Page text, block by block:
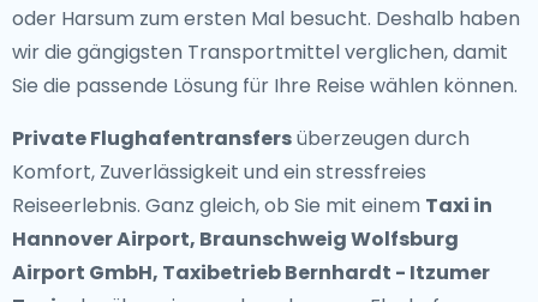
oder Harsum zum ersten Mal besucht. Deshalb haben
wir die gängigsten Transportmittel verglichen, damit
Sie die passende Lösung für Ihre Reise wählen können.
Private Flughafentransfersüberzeugen durch
Komfort, Zuverlässigkeit und ein stressfreies
Reiseerlebnis. Ganz gleich, ob Sie mit einem Taxi in
Hannover Airport, Braunschweig Wolfsburg
Airport GmbH, Taxibetrieb Bernhardt - Itzumer